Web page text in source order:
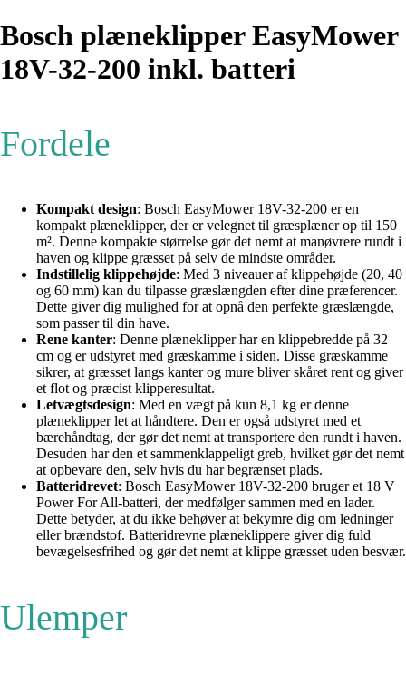
Bosch plæneklipper EasyMower
18V-32-200 inkl. batteri
Fordele
Kompakt design: Bosch EasyMower 18V-32-200 er en
kompakt plæneklipper, der er velegnet til græsplæner op til 150
m². Denne kompakte størrelse gør det nemt at manøvrere rundt i
haven og klippe græsset på selv de mindste områder.
Indstillelig klippehøjde: Med 3 niveauer af klippehøjde (20, 40
og 60 mm) kan du tilpasse græslængden efter dine præferencer.
Dette giver dig mulighed for at opnå den perfekte græslængde,
som passer til din have.
Rene kanter: Denne plæneklipper har en klippebredde på 32
cm og er udstyret med græskamme i siden. Disse græskamme
sikrer, at græsset langs kanter og mure bliver skåret rent og giver
et flot og præcist klipperesultat.
Letvægtsdesign: Med en vægt på kun 8,1 kg er denne
plæneklipper let at håndtere. Den er også udstyret med et
bærehåndtag, der gør det nemt at transportere den rundt i haven.
Desuden har den et sammenklappeligt greb, hvilket gør det nemt
at opbevare den, selv hvis du har begrænset plads.
Batteridrevet: Bosch EasyMower 18V-32-200 bruger et 18 V
Power For All-batteri, der medfølger sammen med en lader.
Dette betyder, at du ikke behøver at bekymre dig om ledninger
eller brændstof. Batteridrevne plæneklippere giver dig fuld
bevægelsesfrihed og gør det nemt at klippe græsset uden besvær.
Ulemper